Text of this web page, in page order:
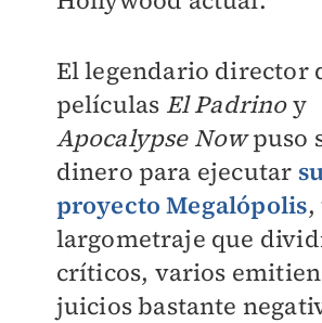
El legendario director
películas El Padrinoy
Apocalypse Nowpuso
dinero para ejecutar
proyecto Megalópolis,
largometraje que
críticos, varios
juicios bastante